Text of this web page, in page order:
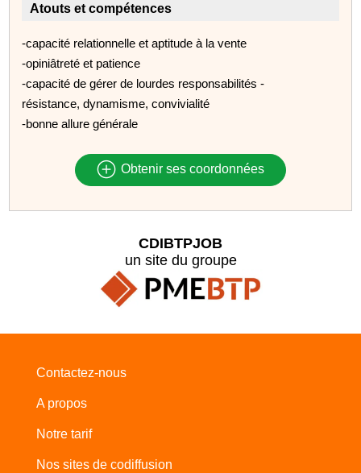
Atouts et compétences
-capacité relationnelle et aptitude à la vente
-opiniâtreté et patience
-capacité de gérer de lourdes responsabilités -
résistance, dynamisme, convivialité
-bonne allure générale
Obtenir ses coordonnées
CDIBTPJOB
un site du groupe
Contactez-nous
A propos
Notre tarif
Nos sites de codiffusion